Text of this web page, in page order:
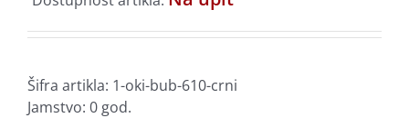
Šifra artikla: 1-oki-bub-610-crni
Jamstvo: 0 god.